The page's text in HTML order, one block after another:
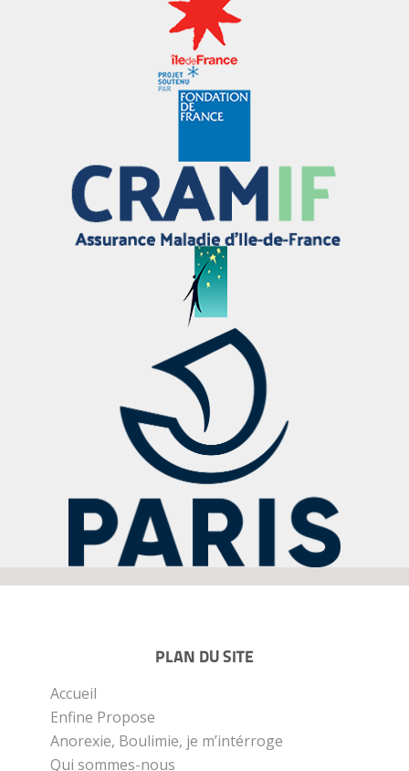
PLAN DU SITE
Accueil
Enfine Propose
Anorexie, Boulimie, je m’intérroge
Qui sommes-nous